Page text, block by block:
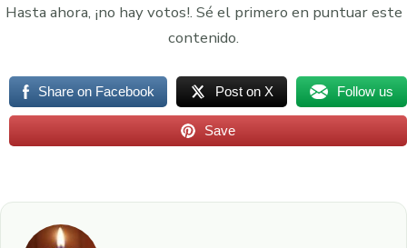
Hasta ahora, ¡no hay votos!. Sé el primero en puntuar este
contenido.
Share on Facebook Post on X Follow us
Save